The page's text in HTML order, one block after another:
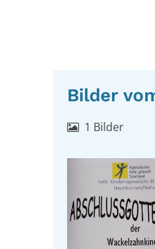
Bilder
1 Bilder